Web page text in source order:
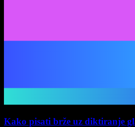
Kako pisati brže uz diktiranje